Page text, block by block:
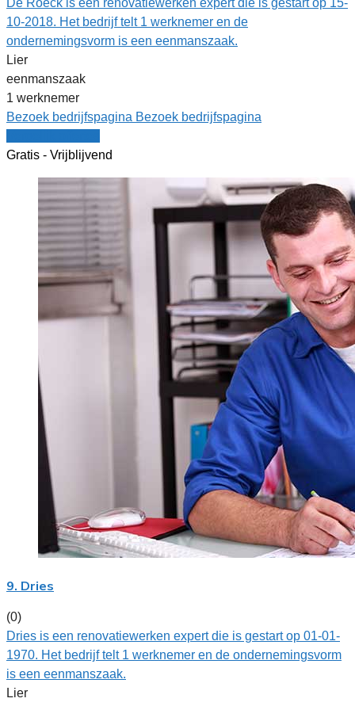
10-2018. Het bedrijf telt 1 werknemer en de
ondernemingsvorm is een eenmanszaak.
Lier
eenmanszaak
1 werknemer
Bezoek bedrijfspagina Bezoek bedrijfspagina
Gratis - Vrijblijvend
9. Dries
(0)
Dries is een renovatiewerken expert die is gestart op 01-01-
1970. Het bedrijf telt 1 werknemer en de ondernemingsvorm
is een eenmanszaak.
Lier